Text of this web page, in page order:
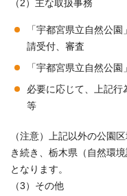
（2）主な取扱事務
「宇都宮県立自然公
請受付、審査
「宇都宮県立自然公
必要に応じて、上記
等
（注意）上記以外の公園
き続き、栃木県（自然環
となります。
（3）その他